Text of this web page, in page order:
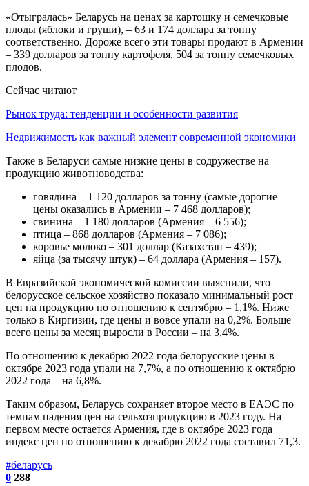
«Отыгралась» Беларусь на ценах за картошку и семечковые
плоды (яблоки и груши), – 63 и 174 доллара за тонну
соответственно. Дороже всего эти товары продают в Армении
– 339 долларов за тонну картофеля, 504 за тонну семечковых
плодов.
Сейчас читают
Рынок труда: тенденции и особенности развития
Недвижимость как важный элемент современной экономики
Также в Беларуси самые низкие цены в содружестве на
продукцию животноводства:
говядина – 1 120 долларов за тонну (самые дорогие
цены оказались в Армении – 7 468 долларов);
свинина – 1 180 долларов (Армения – 6 556);
птица – 868 долларов (Армения – 7 086);
коровье молоко – 301 доллар (Казахстан – 439);
яйца (за тысячу штук) – 64 доллара (Армения – 157).
В Евразийской экономической комиссии выяснили, что
белорусское сельское хозяйство показало минимальный рост
цен на продукцию по отношению к сентябрю – 1,1%. Ниже
только в Киргизии, где цены и вовсе упали на 0,2%. Больше
всего цены за месяц выросли в России – на 3,4%.
По отношению к декабрю 2022 года белорусские цены в
октябре 2023 года упали на 7,7%, а по отношению к октябрю
2022 года – на 6,8%.
Таким образом, Беларусь сохраняет второе место в ЕАЭС по
темпам падения цен на сельхозпродукцию в 2023 году. На
первом месте остается Армения, где в октябре 2023 года
индекс цен по отношению к декабрю 2022 года составил 71,3.
#беларусь
0 288